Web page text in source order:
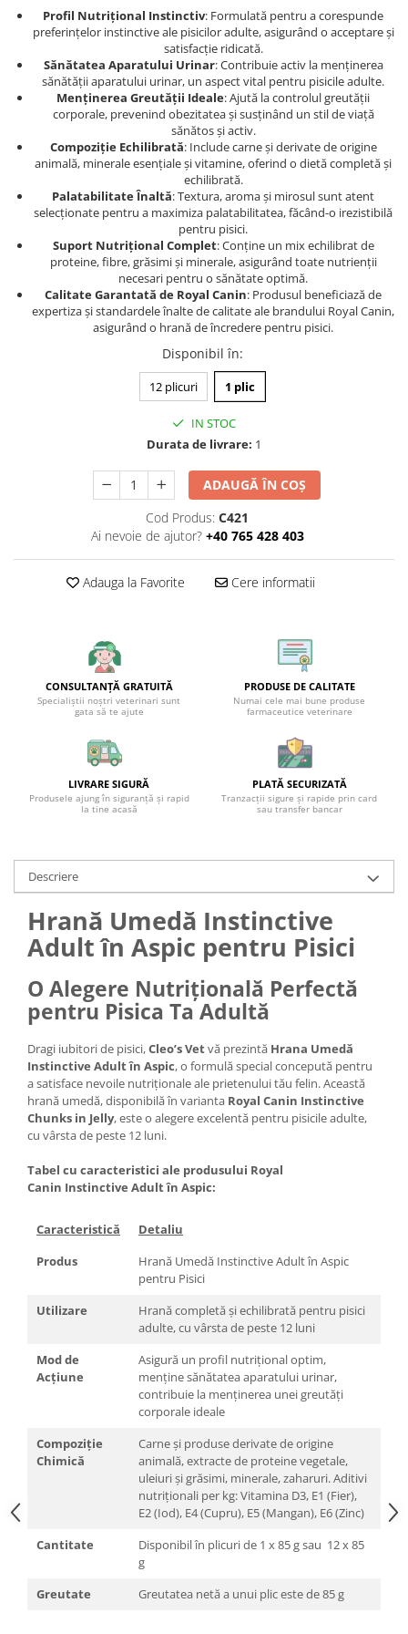
Profil Nutrițional Instinctiv: Formulată pentru a corespunde
preferințelor instinctive ale pisicilor adulte, asigurând o acceptare și
satisfacție ridicată.
Sănătatea Aparatului Urinar: Contribuie activ la menținerea
sănătății aparatului urinar, un aspect vital pentru pisicile adulte.
Menținerea Greutății Ideale: Ajută la controlul greutății
corporale, prevenind obezitatea și susținând un stil de viață
sănătos și activ.
Compoziție Echilibrată: Include carne și derivate de origine
animală, minerale esențiale și vitamine, oferind o dietă completă și
echilibrată.
Palatabilitate Înaltă: Textura, aroma și mirosul sunt atent
selecționate pentru a maximiza palatabilitatea, făcând-o irezistibilă
pentru pisici.
Suport Nutrițional Complet: Conține un mix echilibrat de
proteine, fibre, grăsimi și minerale, asigurând toate nutrienții
necesari pentru o sănătate optimă.
Calitate Garantată de Royal Canin: Produsul beneficiază de
expertiza și standardele înalte de calitate ale brandului Royal Canin,
asigurând o hrană de încredere pentru pisici.
Disponibil în:
12 plicuri 1 plic
IN STOC
Durata de livrare: 1
ADAUGĂ ÎN COȘ
Cod Produs: C421
Ai nevoie de ajutor? +40 765 428 403
Adauga la Favorite Cere informatii
CONSULTANȚĂ GRATUITĂ
Specialiștii noștri veterinari sunt
gata să te ajute
PRODUSE DE CALITATE
Numai cele mai bune produse
farmaceutice veterinare
LIVRARE SIGURĂ
Produsele ajung în siguranță și rapid
la tine acasă
PLATĂ SECURIZATĂ
Tranzacții sigure și rapide prin card
sau transfer bancar
Descriere
Hrană Umedă Instinctive
Adult în Aspic pentru Pisici
O Alegere Nutrițională Perfectă
pentru Pisica Ta Adultă
Dragi iubitori de pisici,Cleo’s Vetvă prezintă Hrana Umedă
Instinctive Adult în Aspic, o formulă special concepută pentru
a satisface nevoile nutriționale ale prietenului tău felin. Această
hrană umedă, disponibilă în varianta Royal Canin Instinctive
Chunks in Jelly, este o alegere excelentă pentru pisicile adulte,
cu vârsta de peste 12 luni.
Tabel cu caracteristici ale produsului Royal
Canin Instinctive Adult în Aspic:
Caracteristică
Detaliu
Produs
Hrană Umedă Instinctive Adult în Aspic
pentru Pisici
Utilizare
Hrană completă și echilibrată pentru pisici
adulte, cu vârsta de peste 12 luni
Mod de
Acțiune
Asigură un profil nutrițional optim,
menține sănătatea aparatului urinar,
contribuie la menținerea unei greutăți
corporale ideale
Compoziție
Chimică
Carne și produse derivate de origine
animală, extracte de proteine vegetale,
uleiuri și grăsimi, minerale, zaharuri. Aditivi
nutriționali per kg: Vitamina D3, E1 (Fier),
E2 (Iod), E4 (Cupru), E5 (Mangan), E6 (Zinc)
Cantitate
Disponibil în plicuri de 1 x 85 g sau 12 x 85
g
Greutate
Greutatea netă a unui plic este de 85 g